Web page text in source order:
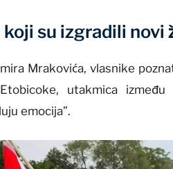
koji su izgradili novi
Mrakovića, vlasnike
utakmica
emocija”.